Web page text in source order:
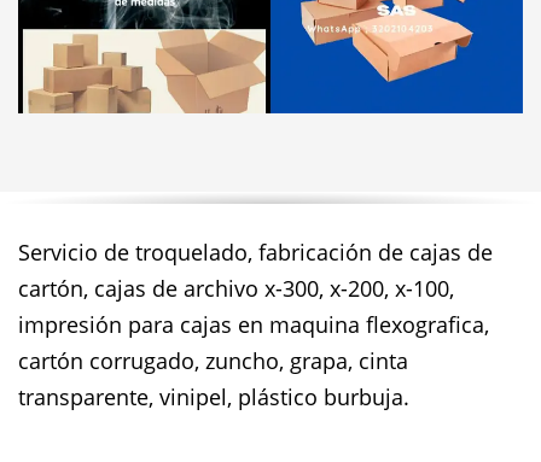
Servicio de troquelado, fabricación de cajas de
cartón, cajas de archivo x-300, x-200, x-100,
impresión para cajas en maquina flexografica,
cartón corrugado, zuncho, grapa, cinta
transparente, vinipel, plástico burbuja.